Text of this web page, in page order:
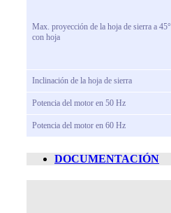
Max. proyección de la hoja de sierra a 45°
con hoja
Inclinación de la hoja de sierra
Potencia del motor en 50 Hz
Potencia del motor en 60 Hz
DOCUMENTACIÓN